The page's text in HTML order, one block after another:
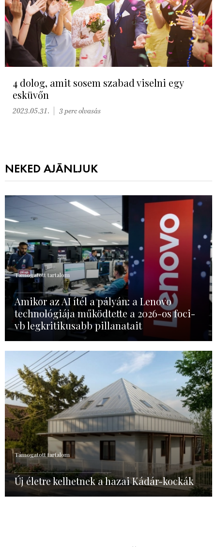
4 dolog, amit sosem szabad viselni egy
esküvőn
2023.05.31. 3 perc olvasás
NEKED AJÁNLJUK
Támogatott tartalom
Amikor az AI ítél a pályán: a Lenovo
technológiája működtette a 2026-os foci-
vb legkritikusabb pillanatait
Támogatott tartalom
Új életre kelhetnek a hazai Kádár-kockák